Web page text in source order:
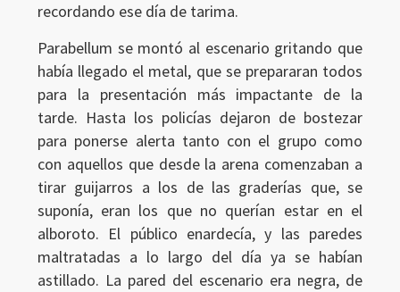
recordando ese día de tarima.
Parabellum se montó al escenario gritando que
había llegado el metal, que se prepararan todos
para la presentación más impactante de la
tarde. Hasta los policías dejaron de bostezar
para ponerse alerta tanto con el grupo como
con aquellos que desde la arena comenzaban a
tirar guijarros a los de las graderías que, se
suponía, eran los que no querían estar en el
alboroto. El público enardecía, y las paredes
maltratadas a lo largo del día ya se habían
astillado. La pared del escenario era negra, de